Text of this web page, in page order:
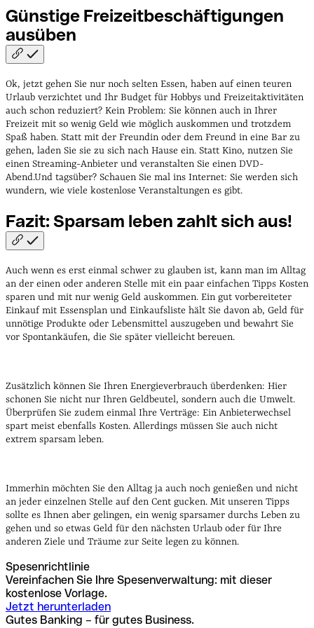
Günstige Freizeitbeschäftigungen
ausüben
Ok, jetzt gehen Sie nur noch selten Essen, haben auf einen teuren
Urlaub verzichtet und Ihr Budget für Hobbys und Freizeitaktivitäten
auch schon reduziert? Kein Problem: Sie können auch in Ihrer
Freizeit mit so wenig Geld wie möglich auskommen und trotzdem
Spaß haben. Statt mit der Freundin oder dem Freund in eine Bar zu
gehen, laden Sie sie zu sich nach Hause ein. Statt Kino, nutzen Sie
einen Streaming-Anbieter und veranstalten Sie einen DVD-
Abend.Und tagsüber? Schauen Sie mal ins Internet: Sie werden sich
wundern, wie viele kostenlose Veranstaltungen es gibt.
Fazit: Sparsam leben zahlt sich aus!
Auch wenn es erst einmal schwer zu glauben ist, kann man im Alltag
an der einen oder anderen Stelle mit ein paar einfachen Tipps Kosten
sparen und mit nur wenig Geld auskommen. Ein gut vorbereiteter
Einkauf mit Essensplan und Einkaufsliste hält Sie davon ab, Geld für
unnötige Produkte oder Lebensmittel auszugeben und bewahrt Sie
vor Spontankäufen, die Sie später vielleicht bereuen.
Zusätzlich können Sie Ihren Energieverbrauch überdenken: Hier
schonen Sie nicht nur Ihren Geldbeutel, sondern auch die Umwelt.
Überprüfen Sie zudem einmal Ihre Verträge: Ein Anbieterwechsel
spart meist ebenfalls Kosten. Allerdings müssen Sie auch nicht
extrem sparsam leben.
Immerhin möchten Sie den Alltag ja auch noch genießen und nicht
an jeder einzelnen Stelle auf den Cent gucken. Mit unseren Tipps
sollte es Ihnen aber gelingen, ein wenig sparsamer durchs Leben zu
gehen und so etwas Geld für den nächsten Urlaub oder für Ihre
anderen Ziele und Träume zur Seite legen zu können.
Spesenrichtlinie
Vereinfachen Sie Ihre Spesenverwaltung: mit dieser
kostenlose Vorlage.
Jetzt herunterladen
Gutes Banking – für gutes Business.